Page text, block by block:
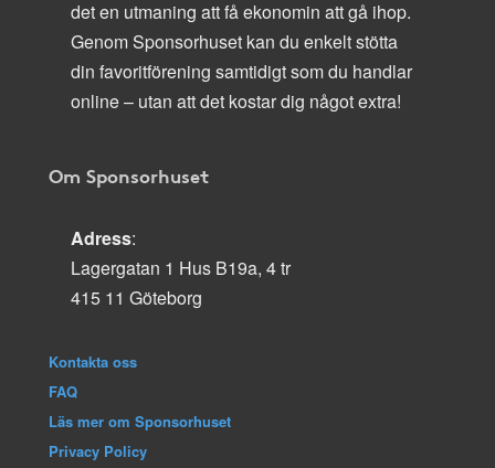
det en utmaning att få ekonomin att gå ihop.
Genom Sponsorhuset kan du enkelt stötta
din favoritförening samtidigt som du handlar
online – utan att det kostar dig något extra!
Om Sponsorhuset
Adress:
Lagergatan 1 Hus B19a, 4 tr
415 11 Göteborg
Kontakta oss
FAQ
Läs mer om Sponsorhuset
Privacy Policy